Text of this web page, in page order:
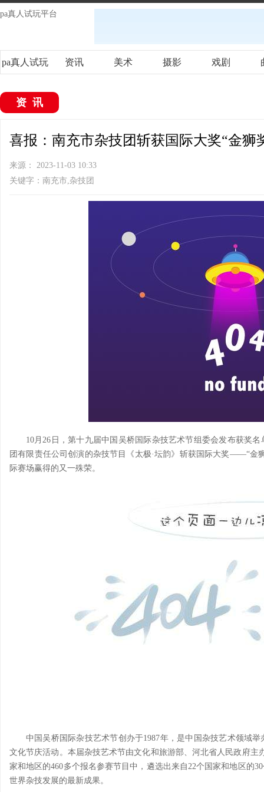
pa真人试玩平台
pa真人试玩 资讯 美术 摄影 戏剧
资讯
喜报：南充市杂技团斩获国际大奖“金狮
来源： 2023-11-03 10:33
关键字：南充市,杂技团
10月26日，第十九届中国吴桥国际杂技艺术节组委会发布获奖
团有限责任公司创演的杂技节目《太极·坛韵》斩获国际大奖——“金
际赛场赢得的又一殊荣。
中国吴桥国际杂技艺术节创办于1987年，是中国杂技艺术领域
文化节庆活动。本届杂技艺术节由文化和旅游部、河北省人民政府主
家和地区的460多个报名参赛节目中，遴选出来自22个国家和地区的
世界杂技发展的最新成果。